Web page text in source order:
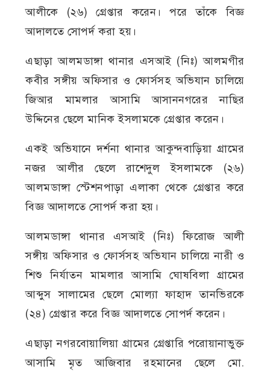
আলীকে (২৬) গ্রেপ্তার করেন। পরে তাঁকে বিজ্ঞ
আদালতে সোপর্দ করা হয়।
এছাড়া আলমডাঙ্গা থানার এসআই (নিঃ) আলমগীর
কবীর সঙ্গীয় অফিসার ও ফোর্সসহ অভিযান চালিয়ে
জিআর মামলার আসামি আসাননগরের নাছির
উদ্দিনের ছেলে মানিক ইসলামকে গ্রেপ্তার করেন।
একই অভিযানে দর্শনা থানার আকুন্দবাড়িয়া গ্রামের
নজর আলীর ছেলে রাশেদুল ইসলামকে (২৬)
আলমডাঙ্গা স্টেশনপাড়া এলাকা থেকে গ্রেপ্তার করে
বিজ্ঞ আদালতে সোপর্দ করা হয়।
আলমডাঙ্গা থানার এসআই (নিঃ) ফিরোজ আলী
সঙ্গীয় অফিসার ও ফোর্সসহ অভিযান চালিয়ে নারী ও
শিশু নির্যাতন মামলার আসামি ঘোষবিলা গ্রামের
আব্দুস সালামের ছেলে মোল্যা ফাহাদ তানভিরকে
(২৪) গ্রেপ্তার করে বিজ্ঞ আদালতে সোপর্দ করেন।
এছাড়া নগরবোয়ালিয়া গ্রামের গ্রেপ্তারি পরোয়ানাভুক্ত
আসামি মৃত আজিবার রহমানের ছেলে মো.